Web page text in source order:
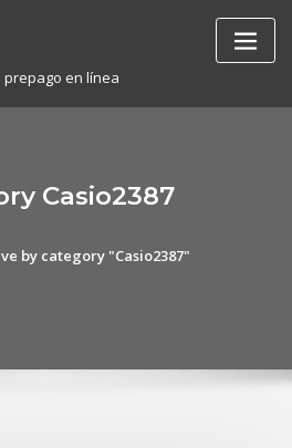
prepago en línea
Casio2387
by category "Casio2387"